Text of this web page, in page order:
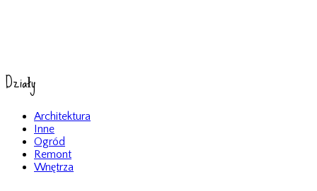
Działy
Architektura
Inne
Ogród
Remont
Wnętrza